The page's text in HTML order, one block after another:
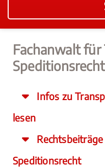
Fachanwalt
Infos zu
lesen
Speditionsrecht